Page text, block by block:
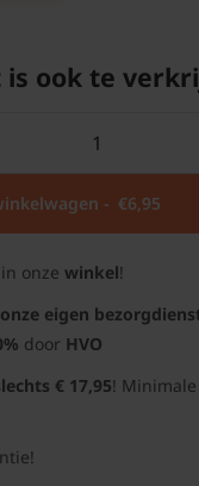
ook te
- €6,95
in onze winkel!
onze eigen
door HVO
€ 17,95!